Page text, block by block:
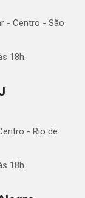
- Centro - São
18h.
- Rio de
18h.